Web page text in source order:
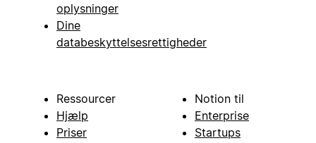
oplysninger
Dine
databeskyttelsesrettigheder
Ressourcer
Hjælp
Priser
Notion til
Enterprise
Startups